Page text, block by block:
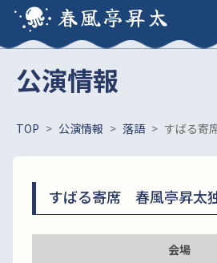
春風亭昇太
公演情報
TOP > 公演情報 > 落語 > すばる寄
すばる寄席 春風亭昇太
会場